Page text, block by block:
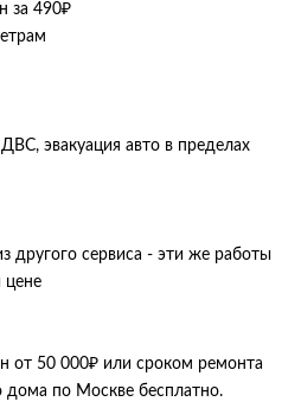
за 490₽
эвакуация авто в пределах
другого сервиса - эти же работы
цене
от 50 000₽ или сроком ремонта
дома по Москве бесплатно.